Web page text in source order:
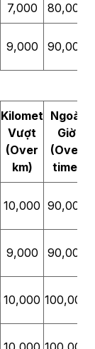
7,000 80,000
9,000 90,000
Kilomet
Vượt
(Over
km)
Ngoài
Giờ
(Over
time)
10,000 90,000
9,000 90,000
10,000 100,000